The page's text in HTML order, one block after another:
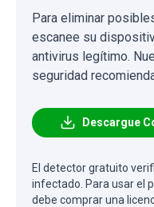
Para eliminar
escanee su
antivirus legítimo.
seguridad
Descargue
El detector gratuito
infectado. Para usar el
debe comprar una